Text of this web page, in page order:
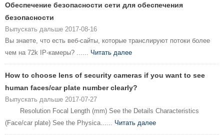
Обеспечение безопасности сети для обеспечения
безопасности
Выпускать дальше 2017-08-16
Вы знаете, что есть веб-сайты, которые транслируют потоки более
чем на 72k IP-камеры? ...... Читать далее
How to choose lens of security cameras if you want to see
human faces/car plate number clearly?
Выпускать дальше 2017-07-27
Resolution Focal Length (mm) See the Details Characteristics
(Face/car plate) See the Physica...... Читать далее